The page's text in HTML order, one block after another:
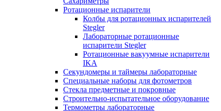
Ротационные испарители
Колбы для ротационных испарителей
Stegler
Лабораторные ротационные
испарители Stegler
Ротационные вакуумные испарители
IKA
Секундомеры и таймеры лабораторные
Специальные наборы для фотометров
Стекла предметные и покровные
Строительно-испытательное оборудование
Термометры лабораторные